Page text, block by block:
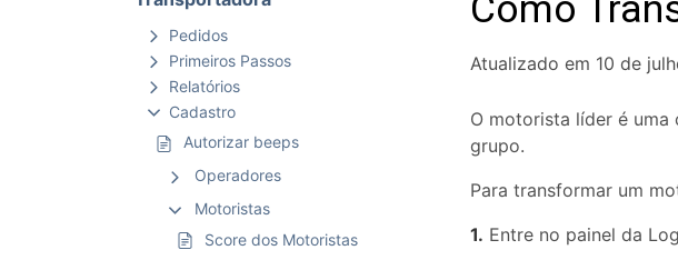
Pedidos
Primeiros Passos
Relatórios
Cadastro
Autorizar beeps
Operadores
Motoristas
Score dos Motoristas
Atualizado em 10 de
O motorista líder é
grupo.
Para transformar um
1. Entre no painel da